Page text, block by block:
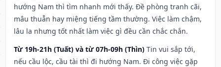
hướng Nam thì tìm nhanh mới thấy. Đề phòng tranh cãi,
mâu thuẫn hay miệng tiếng tầm thường. Việc làm chậm,
lâu la nhưng tốt nhất làm việc gì đều cần chắc chắn.
Từ 19h-21h (Tuất) và từ 07h-09h (Thìn) Tin vui sắp tới,
nếu cầu lộc, cầu tài thì đi hướng Nam. Đi công việc gặp